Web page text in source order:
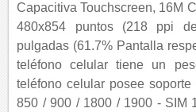
Capacitiva Touchscreen, 16M
480x854 puntos (218 ppi
pulgadas (61.7% Pantalla
teléfono celular tiene un
teléfono celular posee
850 / 900 / 1800 / 1900 - SIM